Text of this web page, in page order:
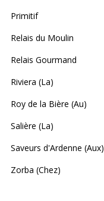
Primitif
Relais du Moulin
Relais Gourmand
Riviera (La)
Roy de la Bière (Au)
Salière (La)
Saveurs d'Ardenne (Aux)
Zorba (Chez)